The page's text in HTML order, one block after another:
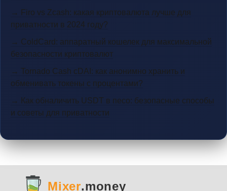
→ Firo vs Zcash: какая криптовалюта лучше для
приватности в 2024 году?
→ ColdCard: аппаратный кошелек для максимальной
безопасности криптовалют
→ Tornado Cash cDAI: как анонимно хранить и
обменивать токены с процентами?
→ Как обналичить USDT в песо: безопасные способы
и советы для приватности
Mixer.money